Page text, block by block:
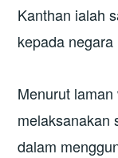
Kanthan ialah
kepada negara
Menurut
melaksanakan
dalam